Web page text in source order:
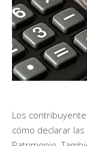
Los
cómo declarar